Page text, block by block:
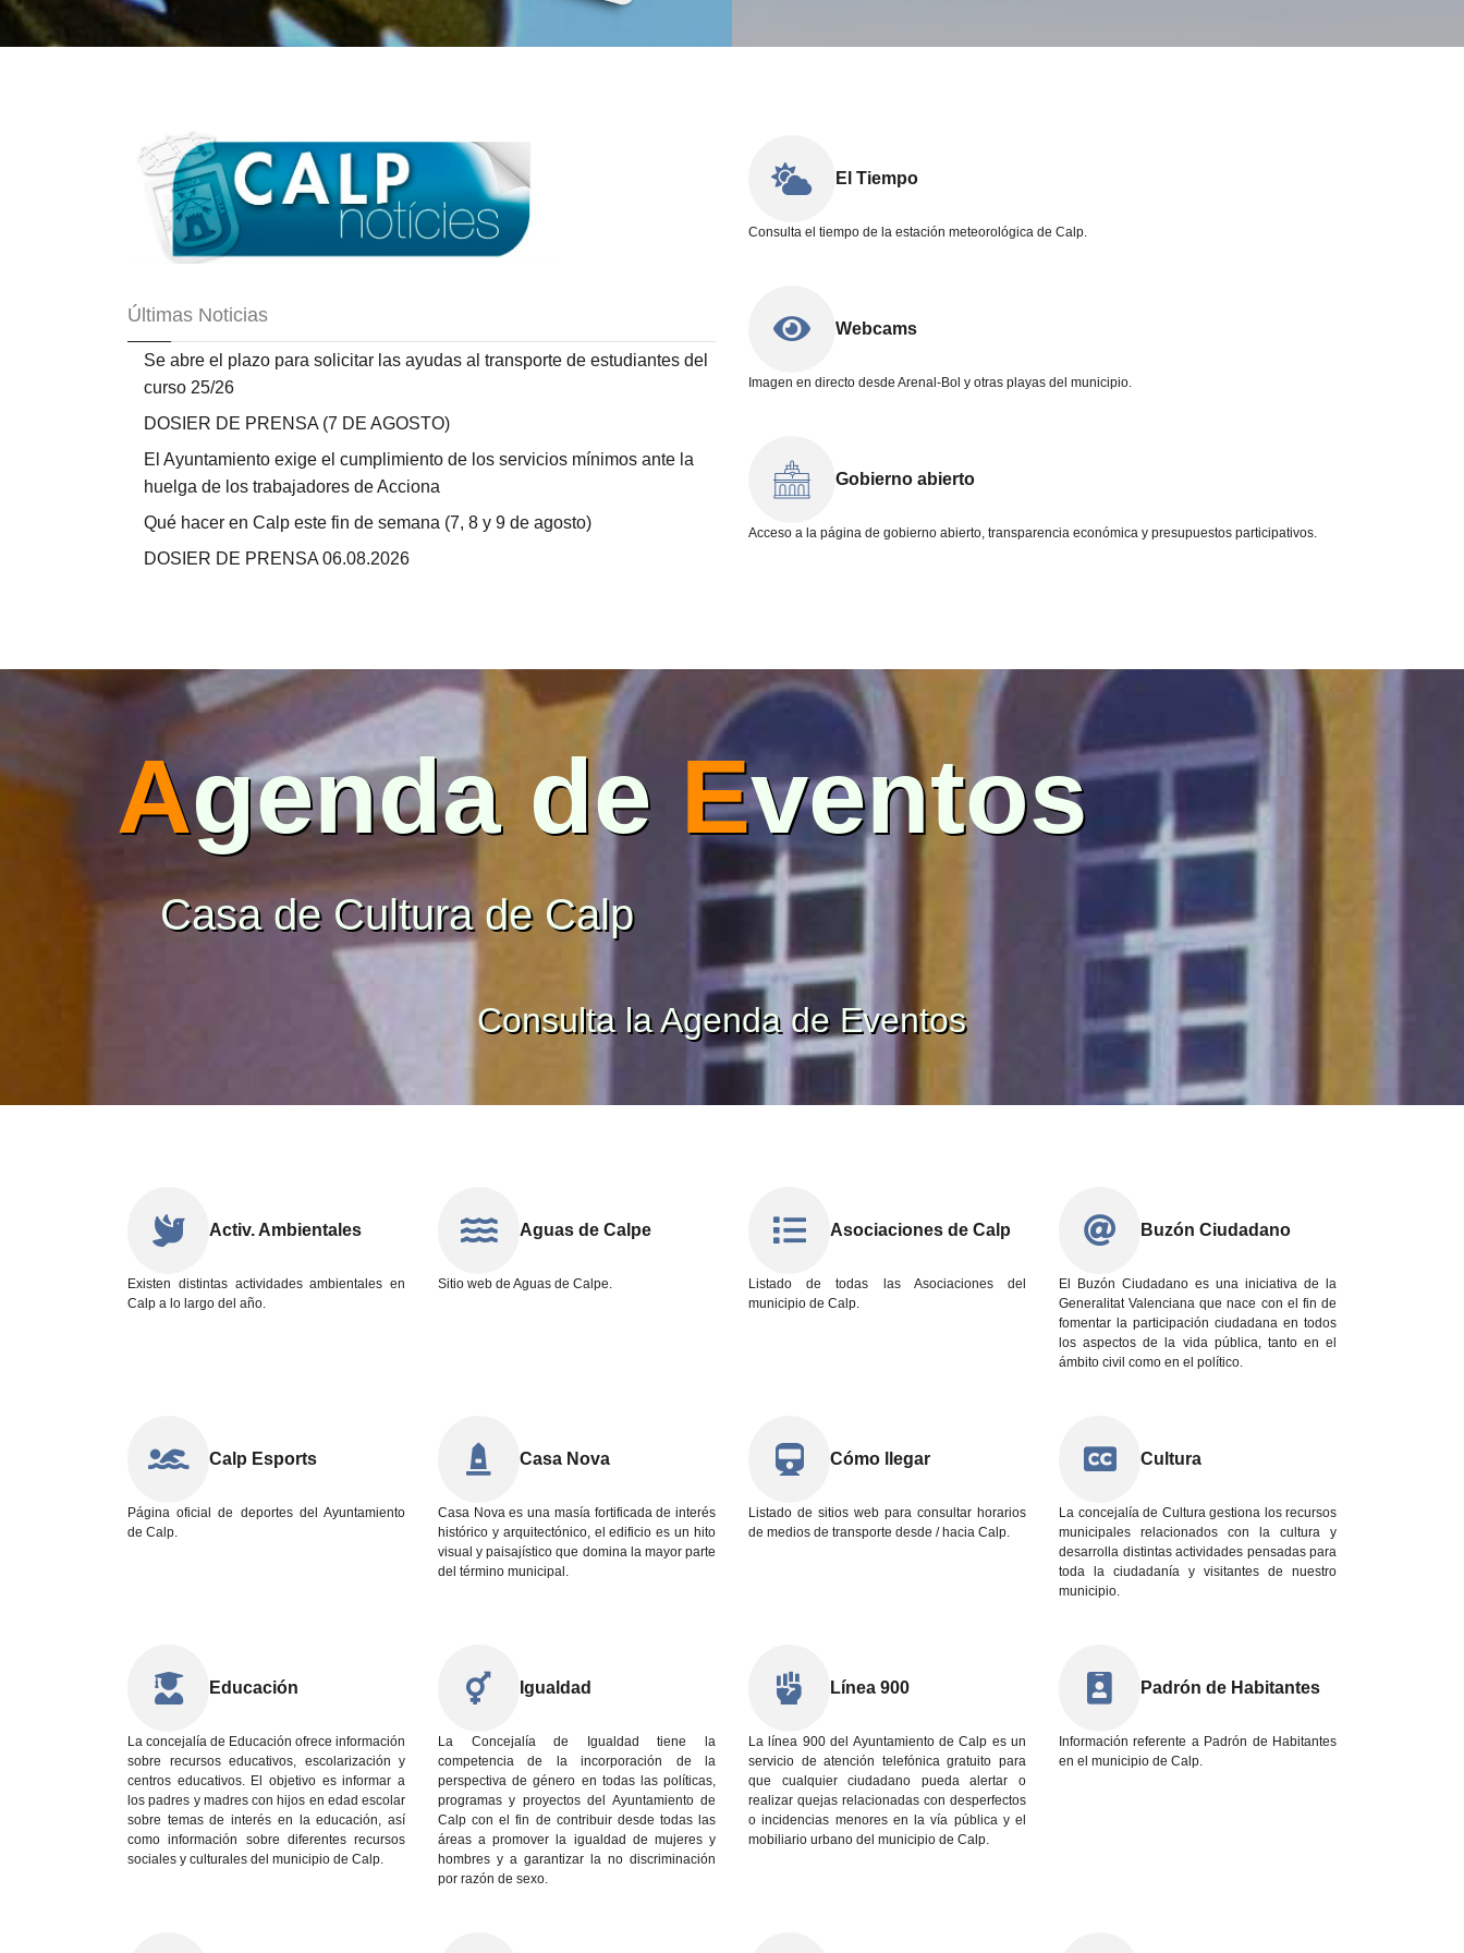
Últimas Noticias
Se abre el plazo para solicitar las ayudas al transporte de estudiantes del
curso 25/26
DOSIER DE PRENSA (7 DE AGOSTO)
El Ayuntamiento exige el cumplimiento de los servicios mínimos ante la
huelga de los trabajadores de Acciona
Qué hacer en Calp este fin de semana (7, 8 y 9 de agosto)
DOSIER DE PRENSA 06.08.2026
El Tiempo
Consulta el tiempo de la estación meteorológica de Calp.
Webcams
Imagen en directo desde Arenal-Bol y otras playas del municipio.
Gobierno abierto
Acceso a la página de gobierno abierto, transparencia económica y presupuestos participativos.
Agenda de Eventos
Casa de Cultura de Calp
Consulta la Agenda de Eventos
Activ. Ambientales
Existen distintas actividades ambientales en
Calp a lo largo del año.
Aguas de Calpe
Sitio web de Aguas de Calpe.
Asociaciones de Calp
Listado de todas las Asociaciones del
municipio de Calp.
Buzón Ciudadano
El Buzón Ciudadano es una iniciativa de la
Generalitat Valenciana que nace con el fin de
fomentar la participación ciudadana en todos
los aspectos de la vida pública, tanto en el
ámbito civil como en el político.
Calp Esports
Página oficial de deportes del Ayuntamiento
de Calp.
Casa Nova
Casa Nova es una masía fortificada de interés
histórico y arquitectónico, el edificio es un hito
visual y paisajístico que domina la mayor parte
del término municipal.
Cómo llegar
Listado de sitios web para consultar horarios
de medios de transporte desde / hacia Calp.
Cultura
La concejalía de Cultura gestiona los recursos
municipales relacionados con la cultura y
desarrolla distintas actividades pensadas para
toda la ciudadanía y visitantes de nuestro
municipio.
Educación
La concejalía de Educación ofrece información
sobre recursos educativos, escolarización y
centros educativos. El objetivo es informar a
los padres y madres con hijos en edad escolar
sobre temas de interés en la educación, así
como información sobre diferentes recursos
sociales y culturales del municipio de Calp.
Igualdad
La Concejalía de Igualdad tiene la
competencia de la incorporación de la
perspectiva de género en todas las políticas,
programas y proyectos del Ayuntamiento de
Calp con el fin de contribuir desde todas las
áreas a promover la igualdad de mujeres y
hombres y a garantizar la no discriminación
por razón de sexo.
Línea 900
La línea 900 del Ayuntamiento de Calp es un
servicio de atención telefónica gratuito para
que cualquier ciudadano pueda alertar o
realizar quejas relacionadas con desperfectos
o incidencias menores en la vía pública y el
mobiliario urbano del municipio de Calp.
Padrón de Habitantes
Información referente a Padrón de Habitantes
en el municipio de Calp.